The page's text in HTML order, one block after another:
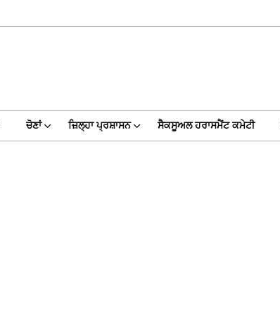
ਚੋਣਾਂ ਜ਼ਿਲ੍ਹਾ ਪ੍ਰਸ਼ਾਸਨ ਸੈਕਸੂਅਲ ਹਰਾਸਮੈਂਟ ਕਮੇਟੀ